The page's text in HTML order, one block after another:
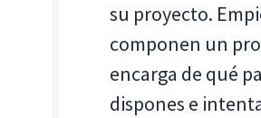
su proyecto.
componen un
encarga de qué
dispones e